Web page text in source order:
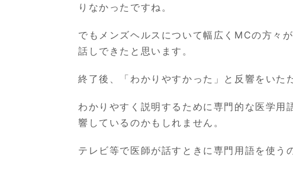
りなかったですね。
でもメンズヘルスについて幅広く MCの方々
話しできたと思います。
終了後、「わかりやすかった」と反響をいた
わかりやすく説明するために専門的な医学
響しているのかもしれません。
テレビ等で医師が話すときに専門用語を使う